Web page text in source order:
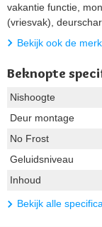
vakantie functie,
(vriesvak),
Bekijk ook de
Beknopte
Nishoogte
Deur montage
No Frost
Geluidsniveau
Inhoud
Bekijk alle